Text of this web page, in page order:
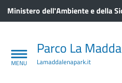
Ministero dell'Ambiente e della
Parco La
Lamaddalenapark.it